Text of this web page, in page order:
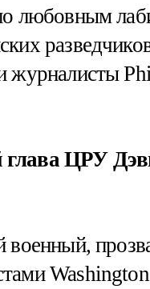
любовным
журналисты
ЦРУ
военный,